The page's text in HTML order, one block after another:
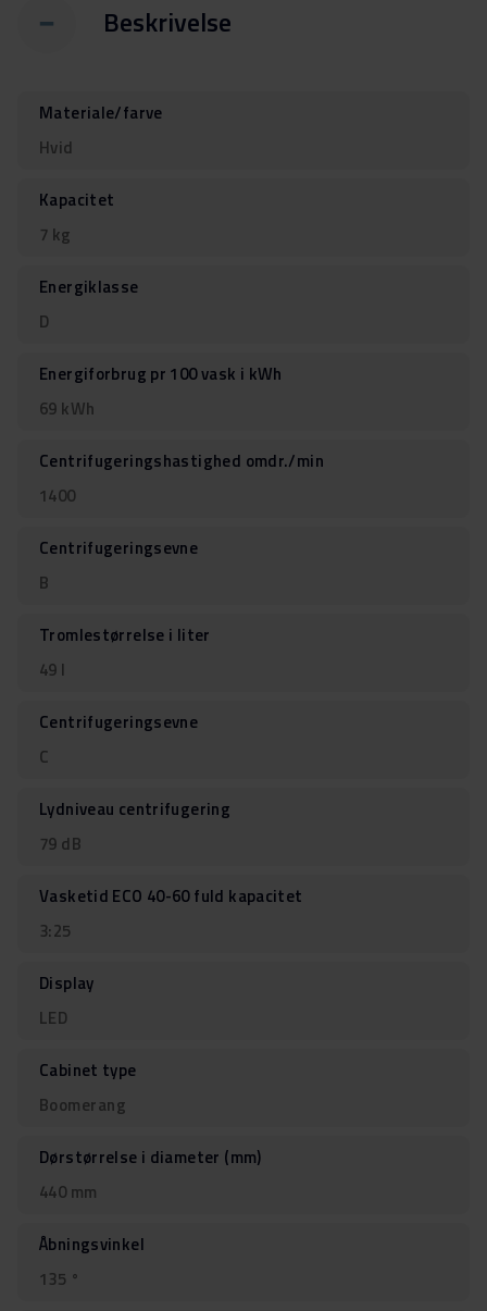
Beskrivelse
Materiale/farve
Hvid
Kapacitet
7 kg
Energiklasse
D
Energiforbrug pr 100 vask i kWh
69 kWh
Centrifugeringshastighed omdr./min
1400
Centrifugeringsevne
B
Tromlestørrelse i liter
49 l
Centrifugeringsevne
C
Lydniveau centrifugering
79 dB
Vasketid ECO 40-60 fuld kapacitet
3:25
Display
LED
Cabinet type
Boomerang
Dørstørrelse i diameter (mm)
440 mm
Åbningsvinkel
135 °